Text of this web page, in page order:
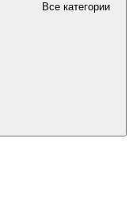
Все категории